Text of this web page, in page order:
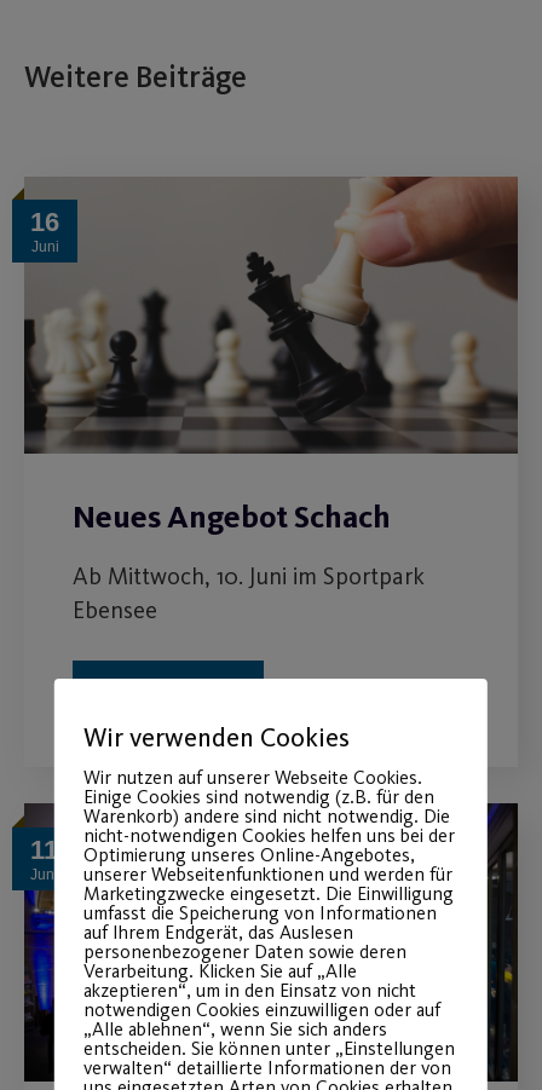
Weitere Beiträge
16
Juni
Neues Angebot Schach
Ab Mittwoch, 10. Juni im Sportpark
Ebensee
11
Juni
Wir verwenden Cookies
Wir nutzen auf unserer Webseite Cookies.
Einige Cookies sind notwendig (z.B. für den
Warenkorb) andere sind nicht notwendig. Die
nicht-notwendigen Cookies helfen uns bei der
Optimierung unseres Online-Angebotes,
unserer Webseitenfunktionen und werden für
Marketingzwecke eingesetzt. Die Einwilligung
umfasst die Speicherung von Informationen
auf Ihrem Endgerät, das Auslesen
personenbezogener Daten sowie deren
Verarbeitung. Klicken Sie auf „Alle
akzeptieren“, um in den Einsatz von nicht
notwendigen Cookies einzuwilligen oder auf
„Alle ablehnen“, wenn Sie sich anders
entscheiden. Sie können unter „Einstellungen
verwalten“ detaillierte Informationen der von